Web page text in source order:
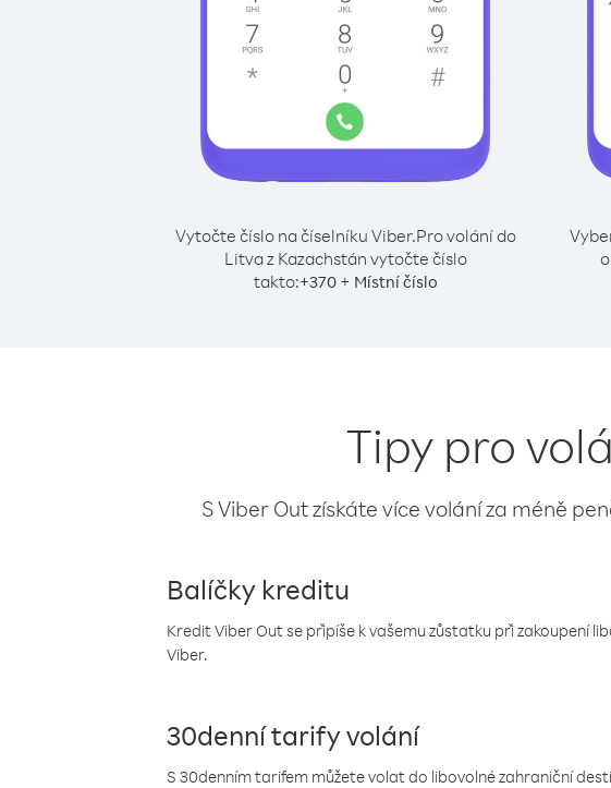
Vytočte číslo na číselníku Viber.Pro volání do
Litva z Kazachstán vytočte číslo
takto:+370+ Místní číslo
Tipy pro
S Viber Out získáte více volání za méně
Balíčky kreditu
Kredit Viber Out se připíše k vašemu zůstatku při zakoupení
Viber.
30denní tarify volání
S 30denním tarifem můžete volat do libovolné zahraniční